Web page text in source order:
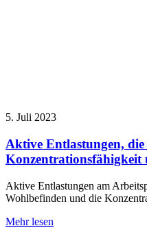
5. Juli 2023
Aktive Entlastungen, die
Konzentrationsfähigkeit
Aktive Entlastungen am
Wohlbefinden und die
Mehr lesen